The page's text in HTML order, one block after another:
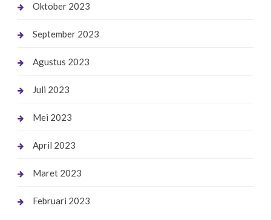
Oktober 2023
September 2023
Agustus 2023
Juli 2023
Mei 2023
April 2023
Maret 2023
Februari 2023